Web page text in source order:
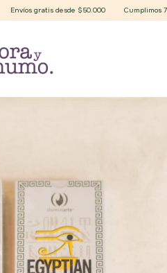
Envíos gratis desde $50.000 Cumplimos 7